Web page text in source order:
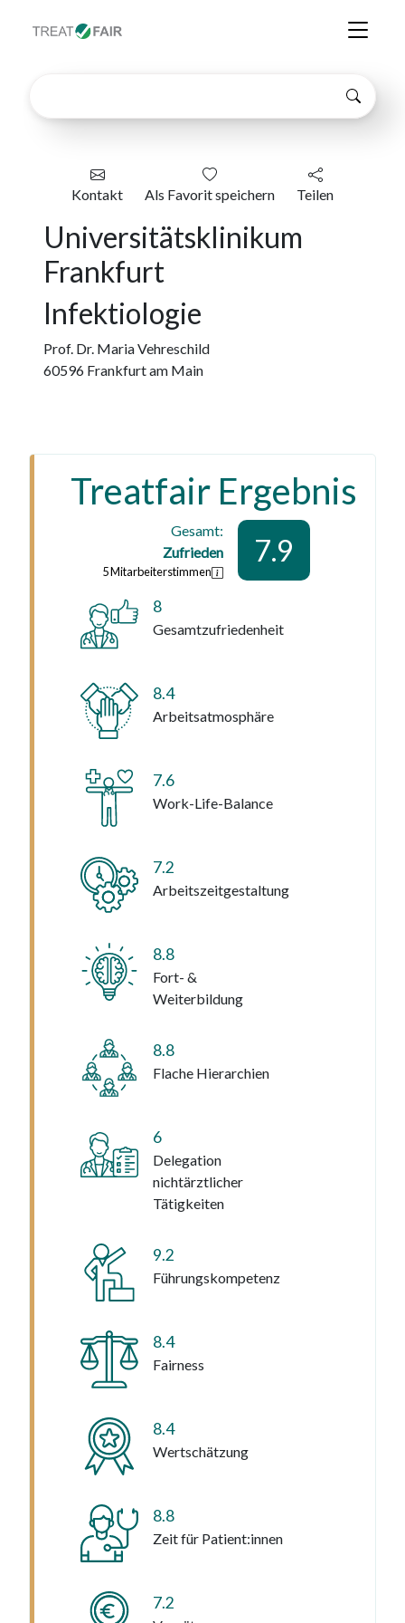
Kontakt Als Favorit speichern Teilen
Universitätsklinikum
Frankfurt
Infektiologie
Prof. Dr. Maria Vehreschild
60596 Frankfurt am Main
Treatfair Ergebnis
Gesamt:
Zufrieden
5Mitarbeiterstimmen
7.9
8
Gesamtzufriedenheit
8.4
Arbeitsatmosphäre
7.6
Work-Life-Balance
7.2
Arbeitszeitgestaltung
8.8
Fort- &
Weiterbildung
8.8
Flache Hierarchien
6
Delegation
nichtärztlicher
Tätigkeiten
9.2
Führungskompetenz
8.4
Fairness
8.4
Wertschätzung
8.8
Zeit für Patient:innen
7.2